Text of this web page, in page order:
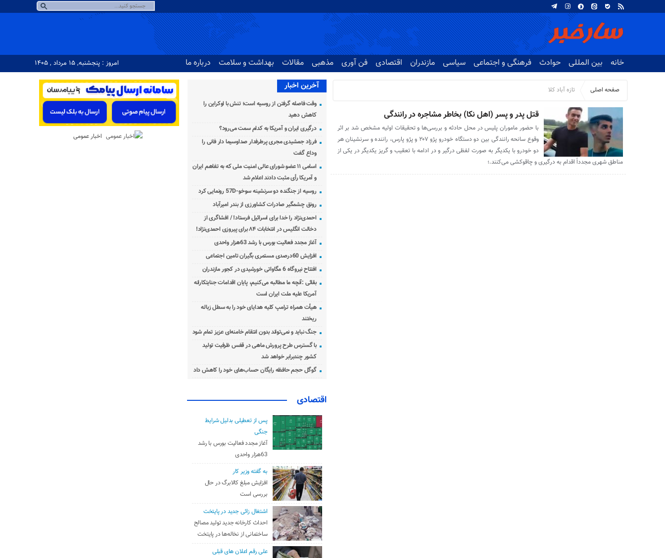
خانه بین المللی حوادث فرهنگی و اجتماعی سیاسی مازندران اقتصادی فن آوری مذهبی مقالات بهداشت و سلامت درباره ما امروز : پنجشنبه, ۱۵ مرداد , ۱۴۰۵
صفحه اصلی تازه آباد کلا
قتل پدر و پسر (اهل نکا) بخاطر مشاجره در رانندگی
با حضور ماموران پلیس در محل حادثه و بررسی‌ها و تحقیقات اولیه مشخص شد بر اثر
وقوع سانحه رانندگی بین دو دستگاه خودرو پژو ۲۰۷ و پژو پارس، راننده و سرنشینان هر
دو خودرو با یکدیگر به صورت لفظی درگیر و در ادامه با تعقیب و گریز یکدیگر در یکی از
مناطق شهری مجدداً اقدام به درگیری و چاقوکشی می‌کنند.؛
آخرین اخبار
وقت فاصله گرفتن از روسیه است؛ تنش با اوکراین را
کاهش دهید
درگیری ایران و آمریکا به کدام سمت می‌رود؟
فرزاد جمشیدی مجری پرطرفدار صداوسیما دار فانی را
وداع گفت
اسامی ۱۱ عضو شورای عالی امنیت ملی که به تفاهم ایران
و آمریکا رأی مثبت دادند اعلام شد
روسیه از جنگنده دو سرنشینه سوخو-57D رونمایی کرد
رونق چشمگیر صادرات کشاورزی از بندر امیرآباد
احمدی‌نژاد را خدا برای اسرائیل فرستاد! / افشاگری از
دخالت انگلیس در انتخابات ۸۴ برای پیروزی احمدی‌نژاد!
آغاز مجدد فعالیت بورس با رشد 63هزار واحدی
افزایش 60درصدی مستمری بگیران تامین اجتماعی
افتتاح نیروگاه 6 مگاواتی خورشیدی در کجور مازندران
بقائی :آنچه ما مطالبه می‌کنیم، پایان اقدامات جنایتکارانه
آمریکا علیه ملت ایران است
هیأت همراه ترامپ کلیه هدایای خود را به سطل زباله
ریختند
جنگ نباید و نمی‌تواند بدون انتقام خامنه‌ای عزیز تمام شود
با گسترس طرح پرورش ماهی در قفس ظرفیت تولید
کشور چندبرابر خواهد شد
گوگل حجم حافظه رایگان حساب‌های خود را کاهش داد
اقتصادی
پس از تعطیلی بدلیل شرایط
جنگی
آغاز مجدد فعالیت بورس با رشد
63هزار واحدی
به گفته وزیر کار
افزایش مبلغ کالابرگ در حال
بررسی است
اشتغال زائی جدید در پایتخت
احداث کارخانه جدید تولید مصالح
ساختمانی از نخاله‌ها در پایتخت
علی رقم اعلان های قبلی
اخبار عمومی